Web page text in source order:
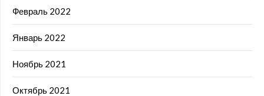
Февраль 2022
Январь 2022
Ноябрь 2021
Октябрь 2021